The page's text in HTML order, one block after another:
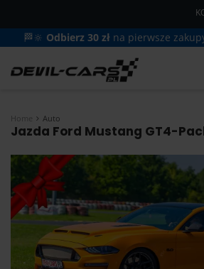
🏁🔆 Odbierz 30 zł na pierwsze
Home Auto
Jazda Ford Mustang GT4-